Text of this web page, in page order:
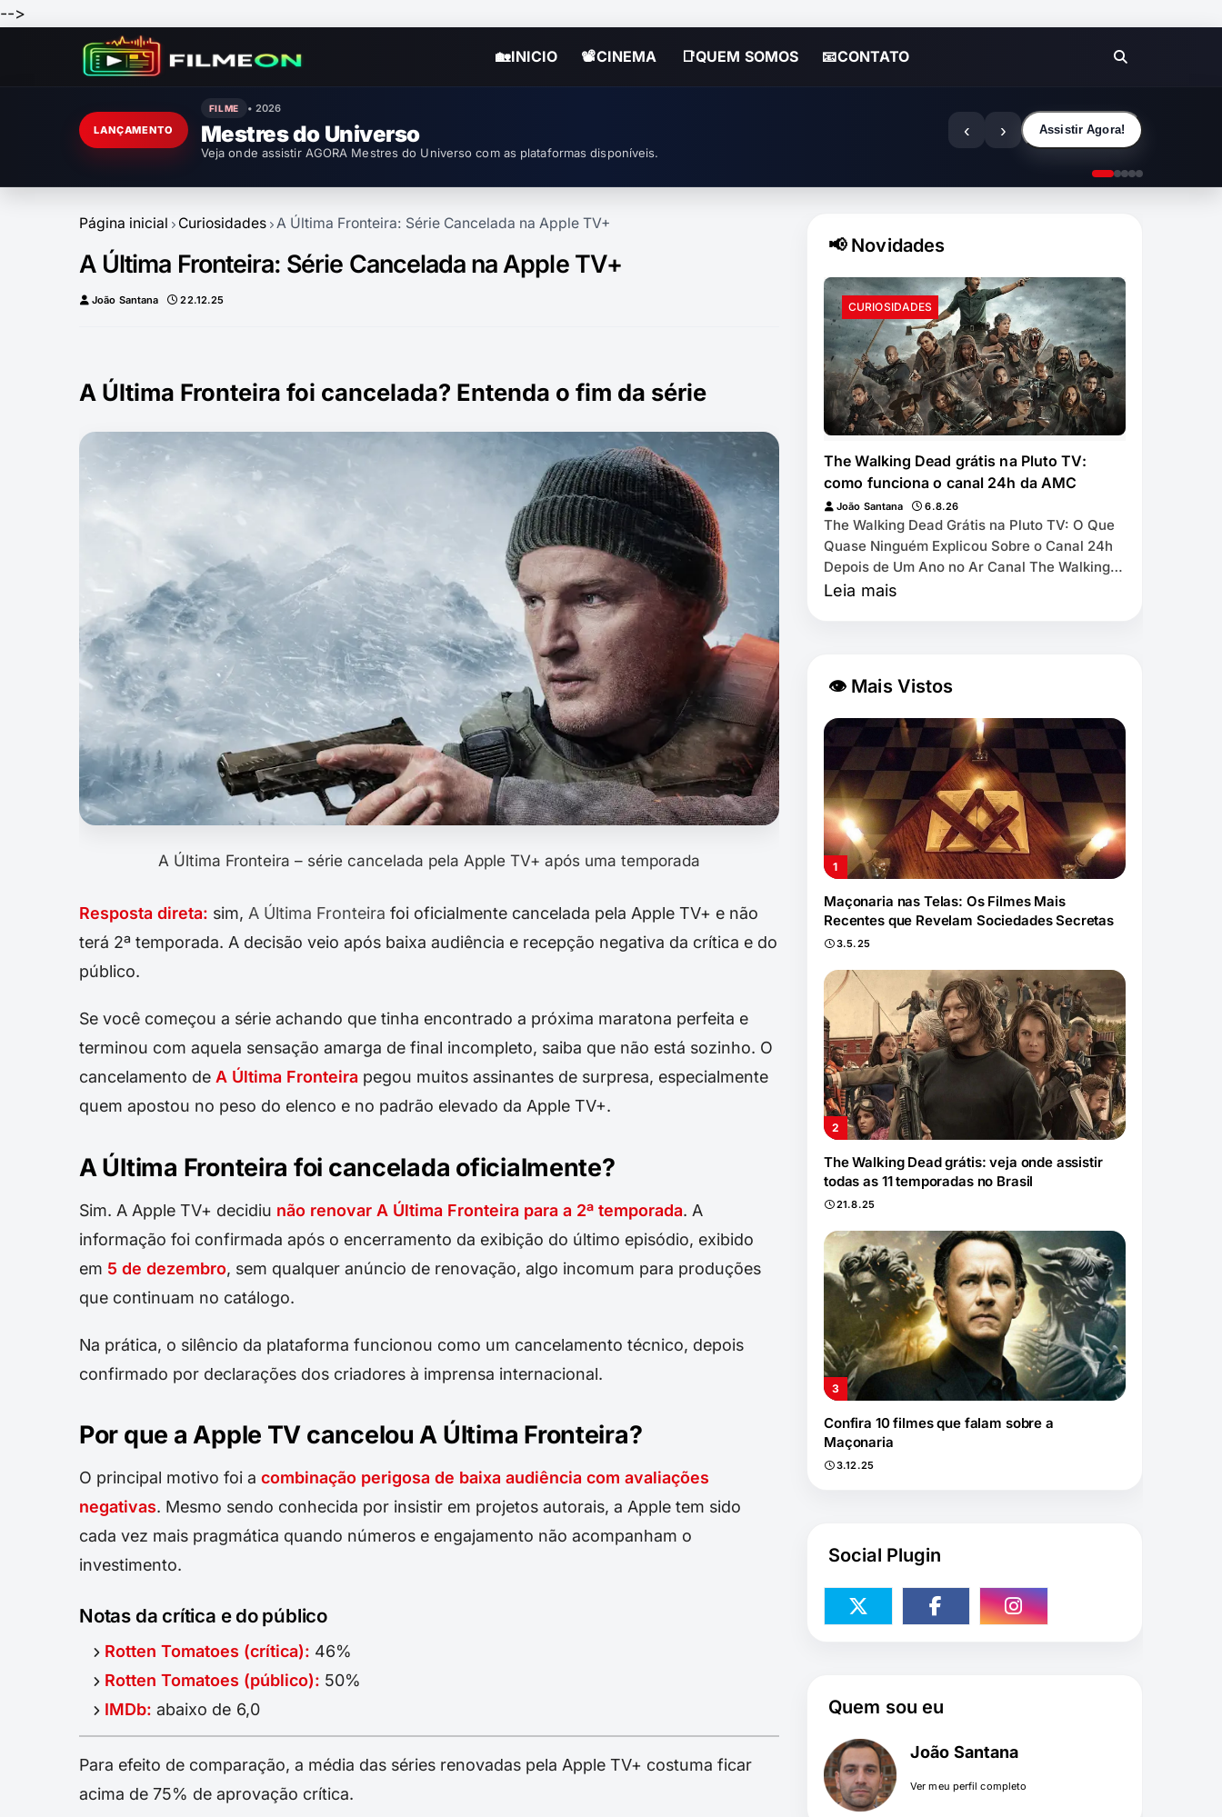
-->
🏡INICIO 📽CINEMA 📑QUEM SOMOS 📧CONTATO
LANÇAMENTO
FILME • 2026
Mestres do Universo
Veja onde assistir AGORA Mestres do Universo com as plataformas disponíveis.
‹ › Assistir Agora!
Página inicial Curiosidades A Última Fronteira: Série Cancelada na Apple TV+
A Última Fronteira: Série Cancelada na Apple TV+
João Santana 22.12.25
A Última Fronteira foi cancelada? Entenda o fim da série
A Última Fronteira – série cancelada pela Apple TV+ após uma temporada
Resposta direta: sim, A Última Fronteira foi oficialmente cancelada pela Apple TV+ e não
terá 2ª temporada. A decisão veio após baixa audiência e recepção negativa da crítica e do
público.
Se você começou a série achando que tinha encontrado a próxima maratona perfeita e
terminou com aquela sensação amarga de final incompleto, saiba que não está sozinho. O
cancelamento de A Última Fronteira pegou muitos assinantes de surpresa, especialmente
quem apostou no peso do elenco e no padrão elevado da Apple TV+.
A Última Fronteira foi cancelada oficialmente?
Sim. A Apple TV+ decidiu não renovar A Última Fronteira para a 2ª temporada. A
informação foi confirmada após o encerramento da exibição do último episódio, exibido
em 5 de dezembro, sem qualquer anúncio de renovação, algo incomum para produções
que continuam no catálogo.
Na prática, o silêncio da plataforma funcionou como um cancelamento técnico, depois
confirmado por declarações dos criadores à imprensa internacional.
Por que a Apple TV cancelou A Última Fronteira?
O principal motivo foi a combinação perigosa de baixa audiência com avaliações
negativas. Mesmo sendo conhecida por insistir em projetos autorais, a Apple tem sido
cada vez mais pragmática quando números e engajamento não acompanham o
investimento.
Notas da crítica e do público
Rotten Tomatoes (crítica): 46%
Rotten Tomatoes (público): 50%
IMDb: abaixo de 6,0
Para efeito de comparação, a média das séries renovadas pela Apple TV+ costuma ficar
acima de 75% de aprovação crítica.
📢 Novidades
CURIOSIDADES
The Walking Dead grátis na Pluto TV:
como funciona o canal 24h da AMC
João Santana 6.8.26
The Walking Dead Grátis na Pluto TV: O Que
Quase Ninguém Explicou Sobre o Canal 24h
Depois de Um Ano no Ar Canal The Walking
Dead by AMC exibe as 11 temporadas de
Leia mais
👁 Mais Vistos
Maçonaria nas Telas: Os Filmes Mais
Recentes que Revelam Sociedades Secretas
3.5.25
The Walking Dead grátis: veja onde assistir
todas as 11 temporadas no Brasil
21.8.25
Confira 10 filmes que falam sobre a
Maçonaria
3.12.25
Social Plugin
Quem sou eu
João Santana
Ver meu perfil completo